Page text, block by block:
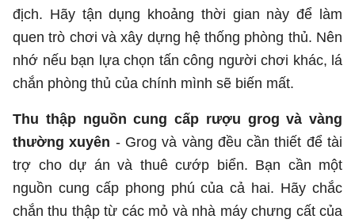
địch. Hãy tận dụng khoảng thời gian này để làm
quen trò chơi và xây dựng hệ thống phòng thủ. Nên
nhớ nếu bạn lựa chọn tấn công người chơi khác, lá
chắn phòng thủ của chính mình sẽ biến mất.
Thu thập nguồn cung cấp rượu grog và vàng
thường xuyên - Grog và vàng đều cần thiết để tài
trợ cho dự án và thuê cướp biển. Bạn cần một
nguồn cung cấp phong phú của cả hai. Hãy chắc
chắn thu thập từ các mỏ và nhà máy chưng cất của